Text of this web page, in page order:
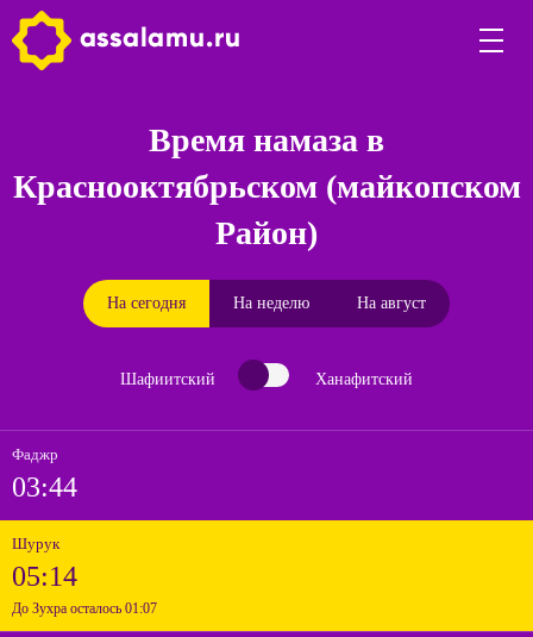
Время намаза в
Краснооктябрьском (майкопском
Район)
На сегодня На неделю На август
Шафиитский Ханафитский
Фаджр
03:44
Шурук
05:14
До Зухра осталось 01:07